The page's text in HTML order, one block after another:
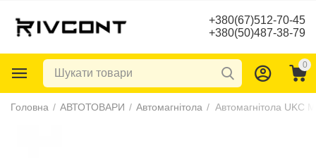
+380(67)512-70-45
+380(50)487-38-79
0
Головна / АВТОТОВАРИ / Автомагнітола / Автомагнітола UKC